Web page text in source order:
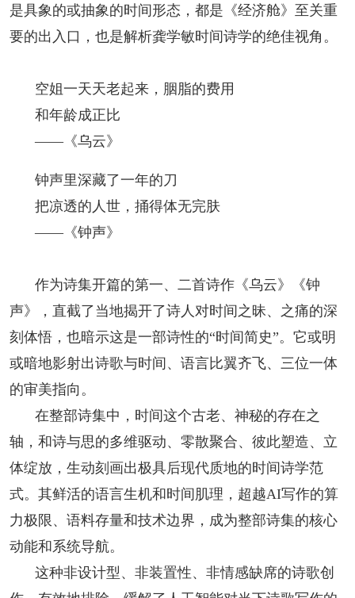
是具象的或抽象的时间形态，都是《经济舱》至关重
要的出入口，也是解析龚学敏时间诗学的绝佳视角。
空姐一天天老起来，胭脂的费用
和年龄成正比
——《乌云》
钟声里深藏了一年的刀
把凉透的人世，捅得体无完肤
——《钟声》
作为诗集开篇的第一、二首诗作《乌云》《钟
声》，直截了当地揭开了诗人对时间之昧、之痛的深
刻体悟，也暗示这是一部诗性的“时间简史”。它或明
或暗地影射出诗歌与时间、语言比翼齐飞、三位一体
的审美指向。
在整部诗集中，时间这个古老、神秘的存在之
轴，和诗与思的多维驱动、零散聚合、彼此塑造、立
体绽放，生动刻画出极具后现代质地的时间诗学范
式。其鲜活的语言生机和时间肌理，超越AI写作的算
力极限、语料存量和技术边界，成为整部诗集的核心
动能和系统导航。
这种非设计型、非装置性、非情感缺席的诗歌创